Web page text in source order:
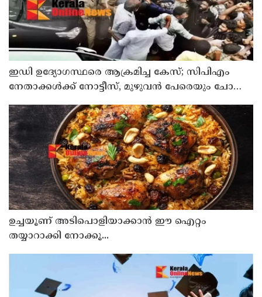
ഇഡി ഉദ്യോഗസ്ഥരെ ആക്രമിച്ച കേസ്; സിപിഎം
നേതാക്കൾക്ക് നോട്ടീസ്, മുഴുവൻ പേരെയും ചോദ്യം
ചെയ്യും
ഉച്ചയൂണ് അടിപൊളിയാക്കാൻ ഈ ഐറ്റം
തയ്യാറാക്കി നോക്കൂ...